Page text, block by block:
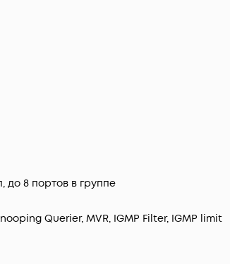
до 8 портов в группе
Querier, MVR, IGMP Filter, IGMP limit